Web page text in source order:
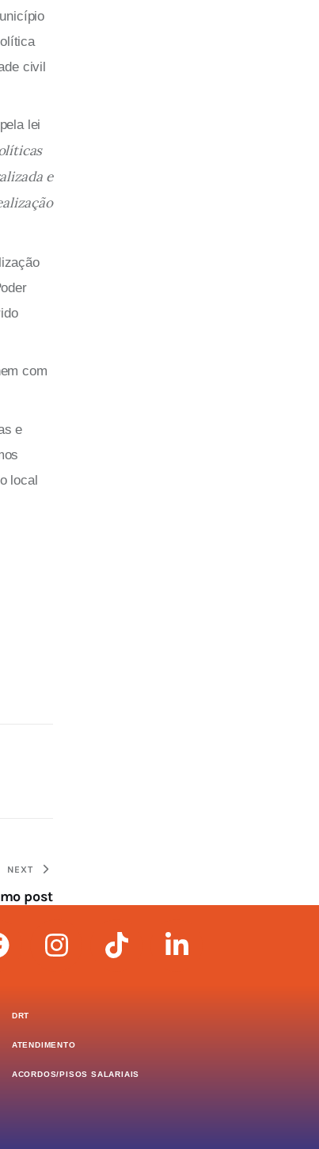
civil
lei
e
com
e
local
NEXT
post
DRT
ATENDIMENTO
ACORDOS/PISOS SALARIAIS